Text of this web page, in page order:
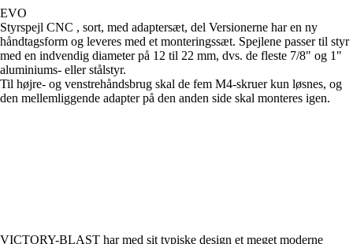
EVO
Styrspejl CNC , sort, med adaptersæt, del Versionerne har en ny
håndtagsform og leveres med et monteringssæt. Spejlene passer til styr
med en indvendig diameter på 12 til 22 mm, dvs. de fleste 7/8" og 1"
aluminiums- eller stålstyr.
Til højre- og venstrehåndsbrug skal de fem M4-skruer kun løsnes, og
den mellemliggende adapter på den anden side skal monteres igen.
VICTORY-BLAST har med sit typiske design et meget moderne